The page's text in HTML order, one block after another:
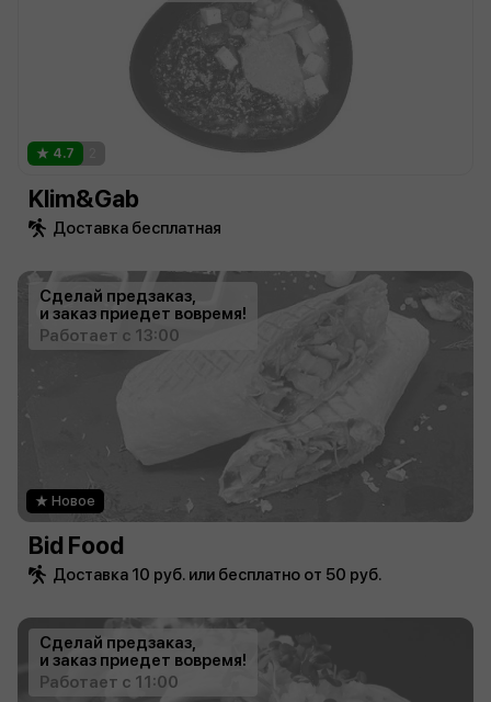
4.7
Klim&Gab
Доставка бесплатная
Сделай предзаказ,
и заказ приедет вовремя!
Работает с 13:00
Новое
Bid Food
Доставка 10 руб. или бесплатно от 50 руб.
Сделай предзаказ,
и заказ приедет вовремя!
Работает с 11:00